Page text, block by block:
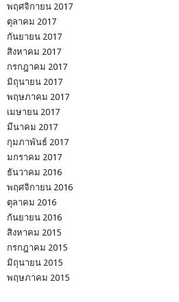
พฤศจิกายน 2017
ตุลาคม 2017
กันยายน 2017
สิงหาคม 2017
กรกฎาคม 2017
มิถุนายน 2017
พฤษภาคม 2017
เมษายน 2017
มีนาคม 2017
กุมภาพันธ์ 2017
มกราคม 2017
ธันวาคม 2016
พฤศจิกายน 2016
ตุลาคม 2016
กันยายน 2016
สิงหาคม 2015
กรกฎาคม 2015
มิถุนายน 2015
พฤษภาคม 2015